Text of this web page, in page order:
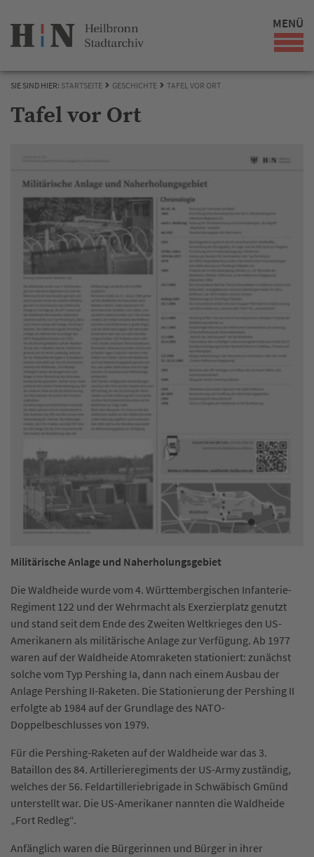
MENÜ
SIE SIND HIER: STARTSEITE GESCHICHTE TAFEL VOR ORT
Tafel vor Ort
Militärische Anlage und Naherholungsgebiet
Die Waldheide wurde vom 4. Württembergischen Infanterie-
Regiment 122 und der Wehrmacht als Exerzierplatz genutzt
und stand seit dem Ende des Zweiten Weltkrieges den US-
Amerikanern als militärische Anlage zur Verfügung. Ab 1977
waren auf der Waldheide Atomraketen stationiert: zunächst
solche vom Typ Pershing Ia, dann nach einem Ausbau der
Anlage Pershing II-Raketen. Die Stationierung der Pershing II
erfolgte ab 1984 auf der Grundlage des NATO-
Doppelbeschlusses von 1979.
Für die Pershing-Raketen auf der Waldheide war das 3.
Bataillon des 84. Artillerieregiments der US-Army zuständig,
welches der 56. Feldartilleriebrigade in Schwäbisch Gmünd
unterstellt war. Die US-Amerikaner nannten die Waldheide
„Fort Redleg“.
Anfänglich waren die Bürgerinnen und Bürger in ihrer